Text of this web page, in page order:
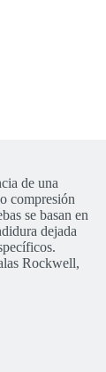
de una
compresión
se basan en
dejada
Rockwell,